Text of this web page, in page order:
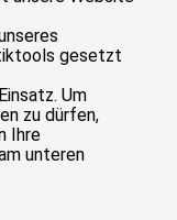
gesetzt
Um
zu dürfen,
Ihre
unteren